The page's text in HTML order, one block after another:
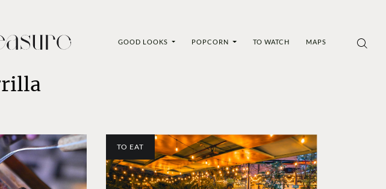
GOOD LOOKS POPCORN TO WATCH MAPS
TO EAT